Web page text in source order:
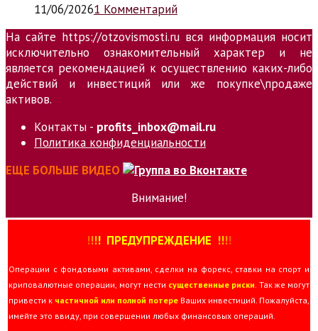
11/06/20261 Комментарий
На сайте https://otzovismosti.ru вся информация носит
исключительно ознакомительный характер и не
является рекомендацией к осуществлению каких-либо
действий и инвестиций или же покупке\продаже
активов.
Контакты - profits_inbox@mail.ru
Политика конфиденциальности
ЕЩЕ БОЛЬШЕ ВИДЕО
Внимание!
!!!! ПРЕДУПРЕЖДЕНИЕ !!!!
Операции с фондовыми активами, сделки на форекс, ставки на спорт и
криповалютные операции, могут нести существенные риски. Так же могут
привести к частичной или полной потере Ваших инвестиций. Пожалуйста,
имейте это ввиду, при совершении любых финансовых операций.